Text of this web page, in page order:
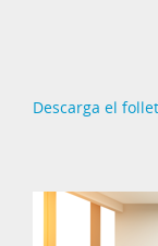
Descarga el